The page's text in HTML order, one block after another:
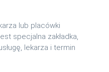
lub placówki
specjalna zakładka,
lekarza i termin